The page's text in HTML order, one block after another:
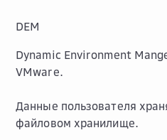
DEM
Dynamic Environment
VMware.
Данные пользователя
файловом хранилище.